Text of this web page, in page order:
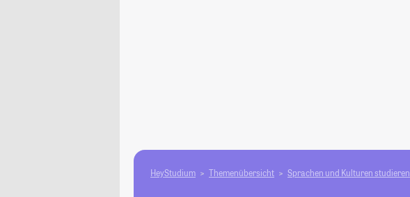
HeyStudium Themenübersicht Sprachen und Kulturen studieren